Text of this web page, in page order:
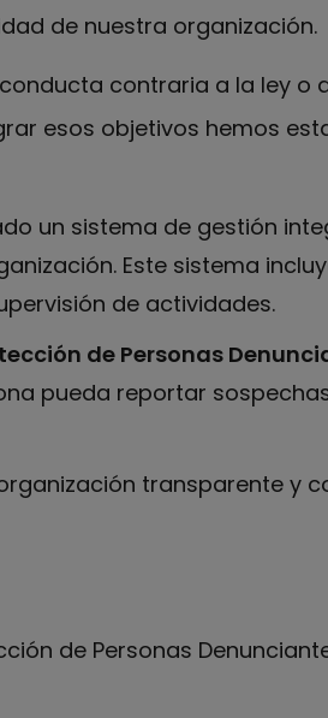
de nuestra organización.
contraria a la ley o
esos objetivos hemos
un sistema de gestión
Este sistema
de actividades.
de Personas
pueda reportar
transparente y
de Personas